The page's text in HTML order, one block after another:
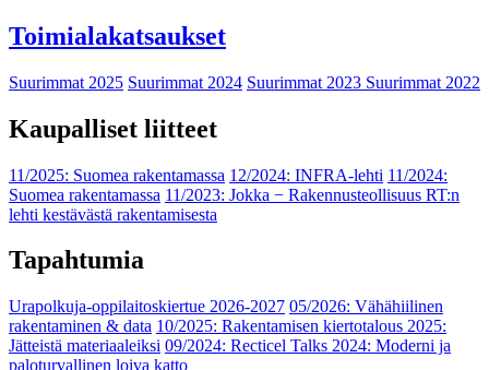
Toimialakatsaukset
Suurimmat 2025 Suurimmat 2024 Suurimmat 2023 Suurimmat 2022
Kaupalliset liitteet
11/2025: Suomea rakentamassa 12/2024: INFRA-lehti 11/2024:
Suomea rakentamassa 11/2023: Jokka − Rakennusteollisuus RT:n
lehti kestävästä rakentamisesta
Tapahtumia
Urapolkuja-oppilaitoskiertue 2026-2027 05/2026: Vähähiilinen
rakentaminen & data 10/2025: Rakentamisen kiertotalous 2025:
Jätteistä materiaaleiksi 09/2024: Recticel Talks 2024: Moderni ja
paloturvallinen loiva katto